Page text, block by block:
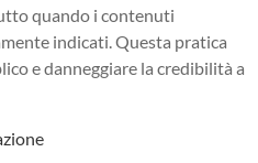
quando i contenuti
indicati. Questa pratica
e danneggiare la credibilità a